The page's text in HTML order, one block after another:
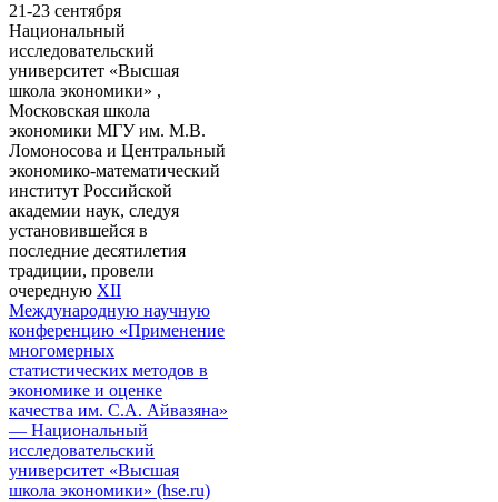
21-23 сентября
Национальный
исследовательский
университет «Высшая
школа экономики» ,
Московская школа
экономики МГУ им. М.В.
Ломоносова и Центральный
экономико-математический
институт Российской
академии наук, следуя
установившейся в
последние десятилетия
традиции, провели
очередную XII
Международную научную
конференцию «Применение
многомерных
статистических методов в
экономике и оценке
качества им. С.А. Айвазяна»
— Национальный
исследовательский
университет «Высшая
школа экономики» (hse.ru)